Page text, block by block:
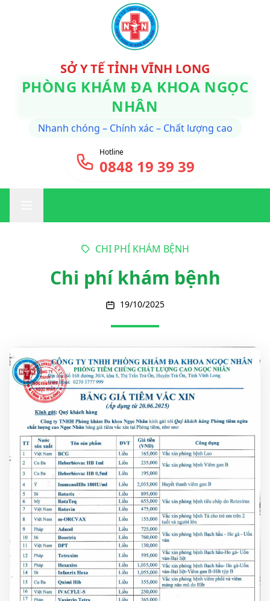
SỞ Y TẾ TỈNH VĨNH LONG
PHÒNG KHÁM ĐA KHOA NGỌC
NHÂN
Nhanh chóng – Chính xác – Chất lượng cao
Hotline
0848 19 39 39
CHI PHÍ KHÁM BỆNH
Chi phí khám bệnh
19/10/2025